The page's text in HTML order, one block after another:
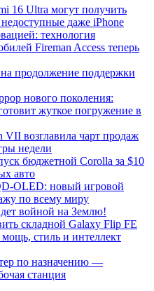
16 Ultra могут получить
даже iPhone
технология
Fireman Access теперь
продолжение поддержки
нового поколения:
жуткое погружение в
VII возглавила чарт продаж
недели
бюджетной Corolla за $10
авто
OLED: новый игровой
по всему миру
войной на Землю!
складной Galaxy Flip FE
стиль и интеллект
по назначению —
станция